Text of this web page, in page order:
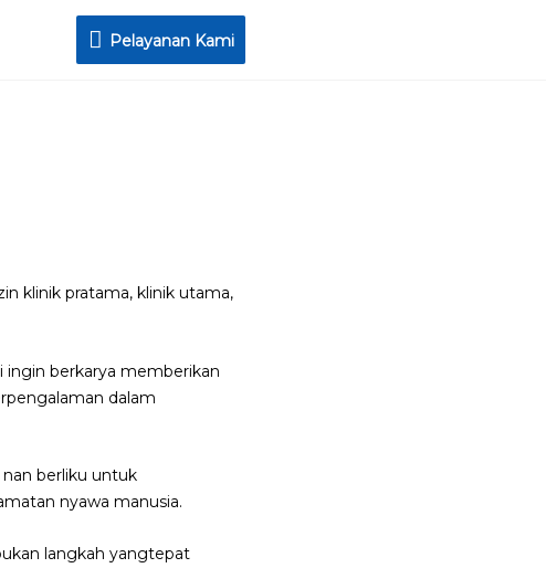
Pelayanan
Pelayanan Kami
klinik pratama, klinik utama,
ingin berkarya memberikan
dalam
berliku untuk
nyawa manusia.
langkah yangtepat